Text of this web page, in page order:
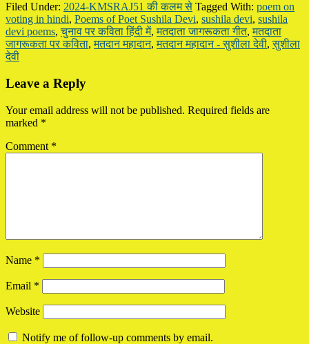
Filed Under: 2024-KMSRAJ51 की कलम से Tagged With: poem on
voting in hindi, Poems of Poet Sushila Devi, sushila devi, sushila
devi poems,चुनाव पर कविता हिंदी में,मतदाता जागरूकता गीत,मतदाता
जागरूकता पर कविता,मतदान महादान,मतदान महादान - सुशीला देवी,सुशीला
देवी
Reader
Leave a Reply
Your email address will not be published. Required fields are
marked *
Comment *
Name *
Email *
Website
Notify me of follow-up comments by email.